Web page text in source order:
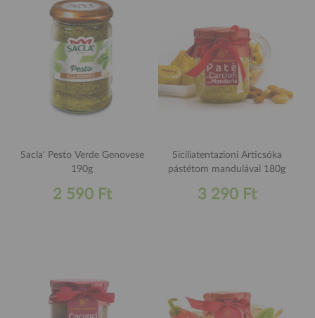
Sacla' Pesto Verde Genovese
190g
2 590 Ft
Siciliatentazioni Articsóka
pástétom mandulával 180g
3 290 Ft